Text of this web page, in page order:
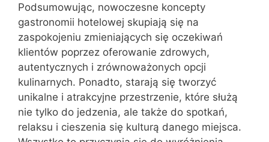
Podsumowując, nowoczesne koncepty
gastronomii hotelowej skupiają się na
zaspokojeniu zmieniających się oczekiwań
klientów poprzez oferowanie zdrowych,
autentycznych i zrównoważonych opcji
kulinarnych. Ponadto, starają się tworzyć
unikalne i atrakcyjne przestrzenie, które służą
nie tylko do jedzenia, ale także do spotkań,
relaksu i cieszenia się kulturą danego miejsca.